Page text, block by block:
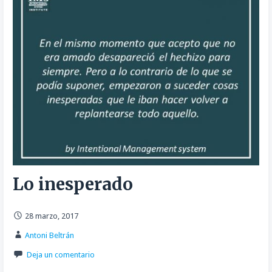
Lo inesperado
28 marzo, 2017
Antoni Beltrán
Deja un comentario